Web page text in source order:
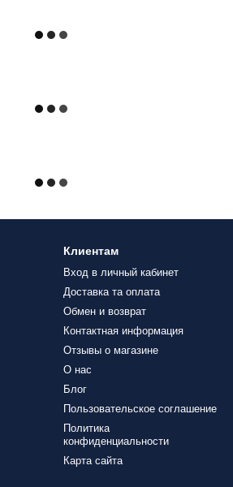
Клиентам
Вход в личный кабинет
Доставка та оплата
Обмен и возврат
Контактная информация
Отзывы о магазине
О нас
Блог
Пользовательское соглашение
Политика
конфиденциальности
Карта сайта